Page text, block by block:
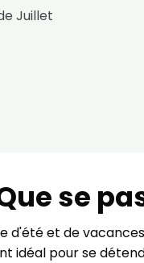
Juillet
se
d'été et de
idéal pour se